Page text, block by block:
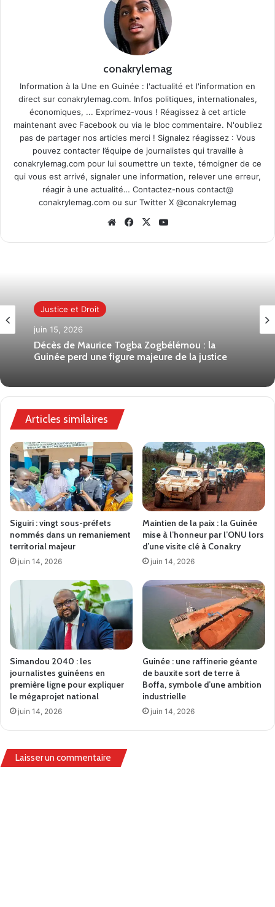
conakrylemag
Information à la Une en Guinée : l'actualité et l'information en
direct sur conakrylemag.com. Infos politiques, internationales,
économiques, ... Exprimez-vous ! Réagissez à cet article
maintenant avec Facebook ou via le bloc commentaire. N'oubliez
pas de partager nos articles merci ! Signalez réagissez : Vous
pouvez contacter l’équipe de journalistes qui travaille à
conakrylemag.com pour lui soumettre un texte, témoigner de ce
qui vous est arrivé, signaler une information, relever une erreur,
réagir à une actualité… Contactez-nous contact@
conakrylemag.com ou sur Twitter X @conakrylemag
WebsiteFacebook
X
Justice et Droit
juin 15, 2026
Décès de Maurice Togba Zogbélémou : la
Guinée perd une figure majeure de la justice
Articles similaires
Siguiri : vingt sous-préfets
nommés dans un remaniement
territorial majeur
juin 14, 2026
Maintien de la paix : la Guinée
mise à l’honneur par l’ONU lors
d’une visite clé à Conakry
juin 14, 2026
Simandou 2040 : les
journalistes guinéens en
première ligne pour expliquer
le mégaprojet national
juin 14, 2026
Guinée : une raffinerie géante
de bauxite sort de terre à
Boffa, symbole d’une ambition
industrielle
juin 14, 2026
Laisser un commentaire